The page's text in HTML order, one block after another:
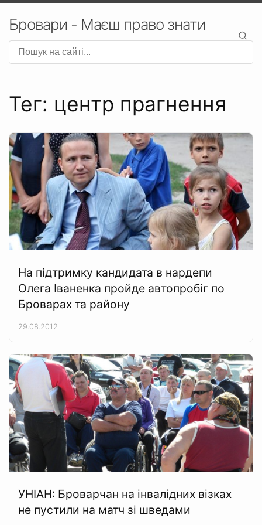
Бровари - Маєш право знати
Тег: центр прагнення
На підтримку кандидата в нардепи
Олега Іваненка пройде автопробіг по
Броварах та району
29.08.2012
УНІАН: Броварчан на інвалідних візках
не пустили на матч зі шведами